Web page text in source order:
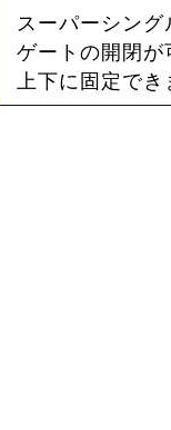
スーパーシン
ゲートの開閉
上下に固定でき